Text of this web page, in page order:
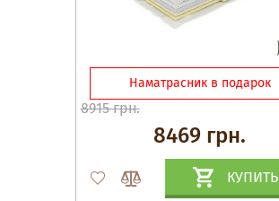
Наматрасник в подарок
8915 грн.
8469 грн.
КУПИТЬ